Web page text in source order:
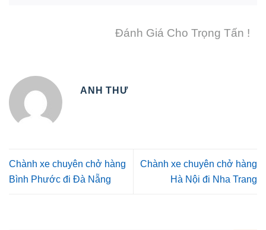
Đánh Giá Cho Trọng Tấn !
ANH THƯ
Chành xe chuyên chở hàng
Bình Phước đi Đà Nẵng
Chành xe chuyên chở hàng
Hà Nội đi Nha Trang